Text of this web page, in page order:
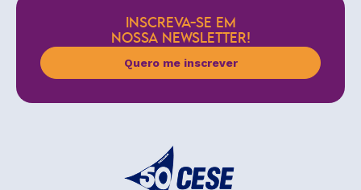
INSCREVA-SE EM
NOSSA NEWSLETTER!
Quero me inscrever